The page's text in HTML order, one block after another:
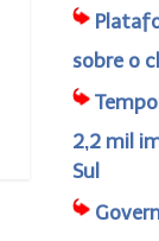
sobre o
2,2 mil
Sul